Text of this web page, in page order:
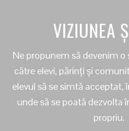
VIZIUNEA
Ne propunem să devenim o
către elevi, părinți și
elevul să se simtă acceptat,
unde să se poată dezvolta
propriu.